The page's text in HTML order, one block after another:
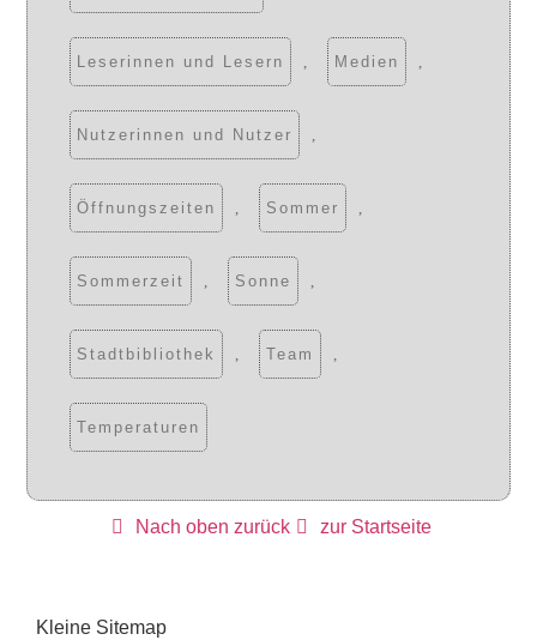
Leserinnen und Lesern , Medien ,
Nutzerinnen und Nutzer ,
Öffnungszeiten , Sommer ,
Sommerzeit , Sonne ,
Stadtbibliothek , Team ,
Temperaturen
Nach oben zurück zur Startseite
Kleine Sitemap